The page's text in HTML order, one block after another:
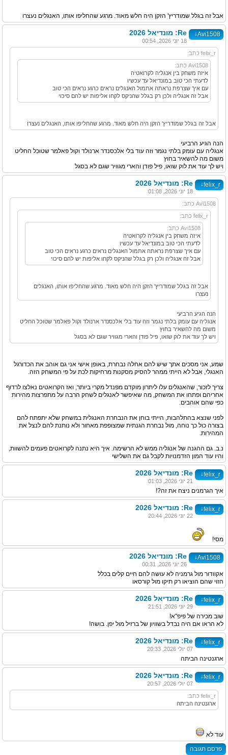
אבל זה בגלל שמודריץ' הזקן היה חלש מאוד. מרגע שהחליפו אותו, האנגלים נעצרו
Avi1508
↓ Re: מונדיאל 2026
18 יוני 2026, 00:54
felix_r כתב:
Avi1508 כתב:
איזה משחק בין אנגליה לקרואטיה
לדעתי הכי טוב במונדיאל עד עכשיו
עם איך שצרפת נראתה אתמול האנגלים נראים כרגע נראים הכי טוב
אבל זה אנגליה ולכן רק בגלל שהניקס לקחו אליפות יש להם סיכוי
אבל זה בגלל שמודריץ' הזקן היה חלש מאוד. מרגע שהחליפו אותו, האנגלים נעצרו
הנה הגיע הרביעי
אנגליה עם עומק בלתי נגמר וזה עוד בלי אלכסנדר ארנולד וקול פאלמר שטוכל החליט
משום מה להשאיר בחוץ
ויש לך עוד את לוק שואו, פיל פודן והארי מגוויר שגם לא בסגל
felix_r
↓ Re: מונדיאל 2026
18 יוני 2026, 01:08
Avi1508 כתב:
felix_r כתב:
Avi1508 כתב:
איזה משחק בין אנגליה לקרואטיה
לדעתי הכי טוב במונדיאל עד עכשיו
עם איך שצרפת נראתה אתמול האנגלים נראים כרגע נראים הכי טוב
אבל זה אנגליה ולכן רק בגלל שהניקס לקחו אליפות יש להם סיכוי
אבל זה בגלל שמודריץ' הזקן היה חלש מאוד. מרגע שהחליפו אותו, האנגלים
נעצרו
הנה הגיע הרביעי
אנגליה עם עומק בלתי נגמר וזה עוד בלי אלכסנדר ארנולד וקול פאלמר שטוכל החליט
משום מה להשאיר בחוץ
ויש לך עוד את לוק שואו, פיל פודן והארי מגוויר שגם לא בסגל
שמע, אני מסכים אתך שיש להם אחלה נבחרת, באופן אישי אני גם אוהב את הכדורגל
האנגלי, אבל לא הייתי ממהר להסיק מסקנות מרחיקות לכת על פי המשחק הזה.
צריך לזכור, שהאנגלים עלו ליתרון מוקדם מפנדל מקרי ביותר, ואז הקרואטים נאלצו לרדוף
אחריהם ופתחו את המשחק, מה שאיפשר לאנגלים לשחק הרבה על מתפרצות מהירות
כפי שהם אוהבים.
לפני שנצא בהתלהבות, הייתי בוחן את הנבחרת האנגלית במשחק שלא יתפתח להם
בצורה כול כך נוחה, מול נבחרת הגנתית שמצופפת מאחור ולא נותנת להם לנצל את
המהירות.
נ.ב. גם ההגנה של אנגליה ממש לא הרשימה. איך היא נתנה לקרואטים פעמים להשוות,
והיו עוד המון הזדמנויות לקבל גם את השלישי
felix_r
↓ Re: מונדיאל 2026
21 יוני 2026, 01:03
איך הגרמנים ניצח את זה?!
felix_r
↓ Re: מונדיאל 2026
22 יוני 2026, 20:44
מסי!
Avi1508
↓ Re: מונדיאל 2026
26 יוני 2026, 00:31
אקוודור מול גרמניה לא עושה להם חיים קלים בכלל
הזוי שהם הוציאו רק תיקו מול קורסאו
felix_r
↓ Re: מונדיאל 2026
29 יוני 2026, 21:51
שוב מכירה של פיפ"א!
לא הראו אם היה נבדל בשוויון של ברזיל מול יפן. בושה!
felix_r
↓ Re: מונדיאל 2026
07 יולי 2026, 20:33
ארגנטינה הביתה
felix_r
↓ Re: מונדיאל 2026
07 יולי 2026, 20:57
felix_r כתב:
ארגנטינה הביתה
עוד לא
פרסם תגובה